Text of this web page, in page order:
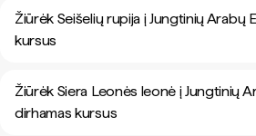
Žiūrėk Seišelių rupija į Jungtinių Arabų
kursus
Žiūrėk Siera Leonės leonė į Jungtinių
dirhamas kursus